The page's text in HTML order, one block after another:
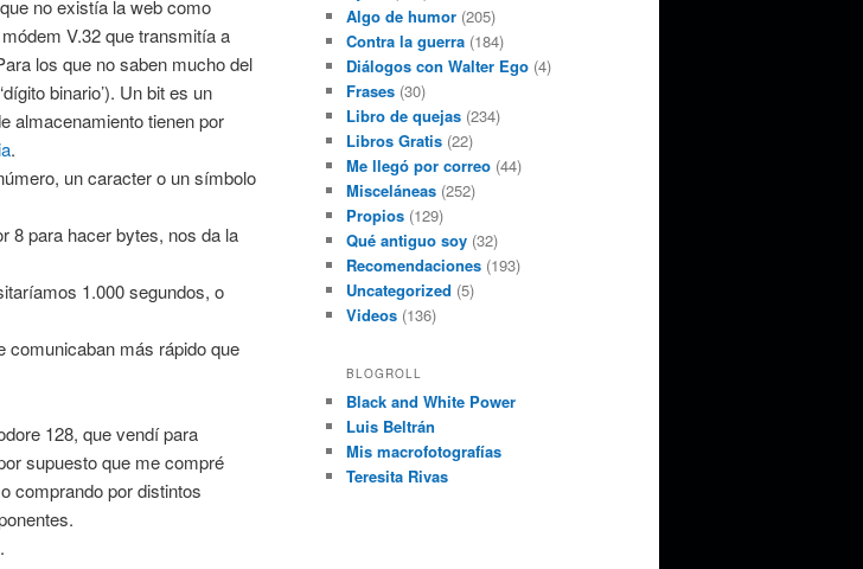
no existía la web como
V.32 que transmitía a
los que no saben mucho del
binario’). Un bit es un
almacenamiento tienen por
.
un caracter o un símbolo
8 para hacer bytes, nos da la
1.000 segundos, o
comunicaban más rápido que
128, que vendí para
supuesto que me compré
comprando por distintos
Algo de humor (205)
Contra la guerra (184)
Diálogos con Walter Ego (4)
Frases (30)
Libro de quejas (234)
Libros Gratis (22)
Me llegó por correo (44)
Misceláneas (252)
Propios (129)
Qué antiguo soy (32)
Recomendaciones (193)
Uncategorized (5)
Videos (136)
BLOGROLL
Black and White Power
Luis Beltrán
Mis macrofotografías
Teresita Rivas